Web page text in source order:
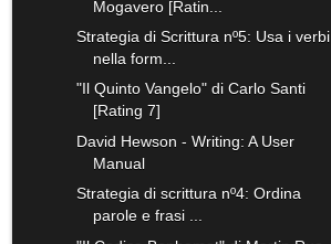
Mogavero [Ratin...
Strategia di Scrittura nº5: Usa i verbi
nella form...
"Il Quinto Vangelo" di Carlo Santi
[Rating 7]
David Hewson - Writing: A User
Manual
Strategia di scrittura nº4: Ordina
parole e frasi ...